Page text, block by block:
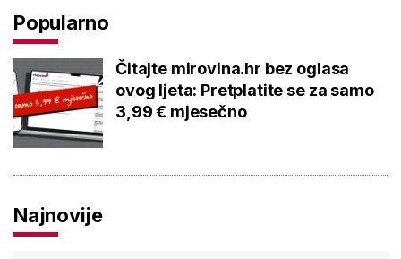
Popularno
Čitajte mirovina.hr bez oglasa
ovog ljeta: Pretplatite se za samo
3,99 € mjesečno
Najnovije